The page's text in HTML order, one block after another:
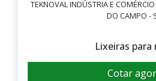
TEKNOVAL INDÚSTRIA E
DO CAMPO -
Lixeiras para
Cotar